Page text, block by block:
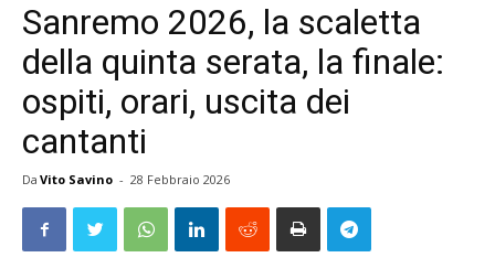
Sanremo 2026, la scaletta
della quinta serata, la finale:
ospiti, orari, uscita dei
cantanti
Da Vito Savino - 28 Febbraio 2026